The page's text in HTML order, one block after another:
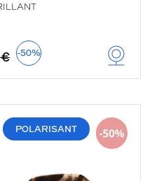
-50%
POLARISANT